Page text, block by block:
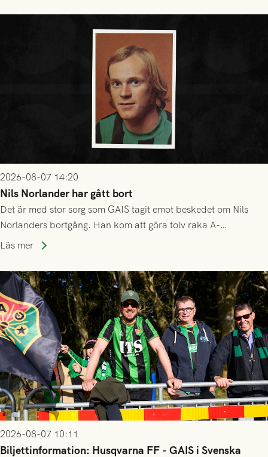
2026-08-07 14:20
Nils Norlander har gått bort
Det är med stor sorg som GAIS tagit emot beskedet om Nils
Norlanders bortgång. Han kom att göra tolv raka A-
lagssäsonger i Grönsvart och är en av få spelare som i GAIS
Läs mer
2026-08-07 10:11
Biljettinformation: Husqvarna FF - GAIS i Svenska